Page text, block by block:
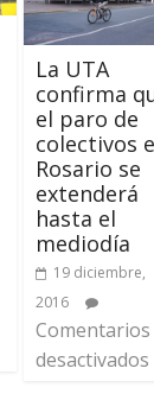
La UTA
confirma
el paro de
colectivos
Rosario se
extenderá
hasta el
mediodía
19 diciembre,
2016
Comentarios
desactivados